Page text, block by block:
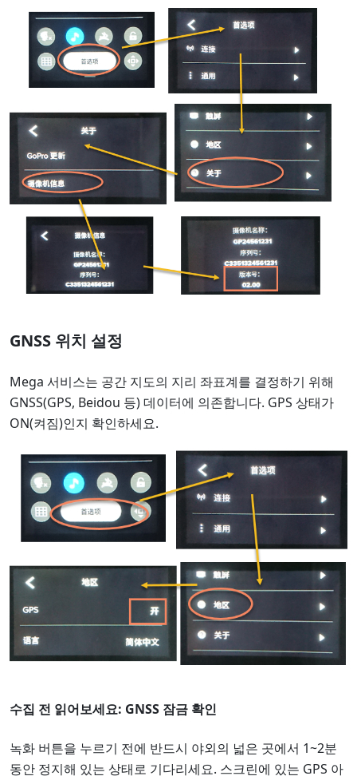
GNSS 위치 설정
Mega 서비스는 공간 지도의 지리 좌표계를 결정하기 위해
GNSS(GPS, Beidou 등) 데이터에 의존합니다. GPS 상태가
ON(켜짐)인지 확인하세요.
수집 전 읽어보세요: GNSS 잠금 확인
녹화 버튼을 누르기 전에 반드시 야외의 넓은 곳에서 1~2분
동안 정지해 있는 상태로 기다리세요. 스크린에 있는 GPS 아